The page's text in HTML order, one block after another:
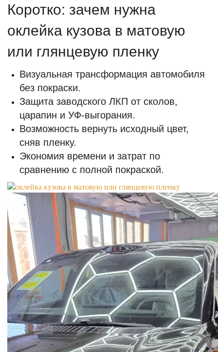
Коротко: зачем нужна
оклейка кузова в матовую
или глянцевую пленку
Визуальная трансформация автомобиля
без покраски.
Защита заводского ЛКП от сколов,
царапин и УФ‑выгорания.
Возможность вернуть исходный цвет,
сняв пленку.
Экономия времени и затрат по
сравнению с полной покраской.